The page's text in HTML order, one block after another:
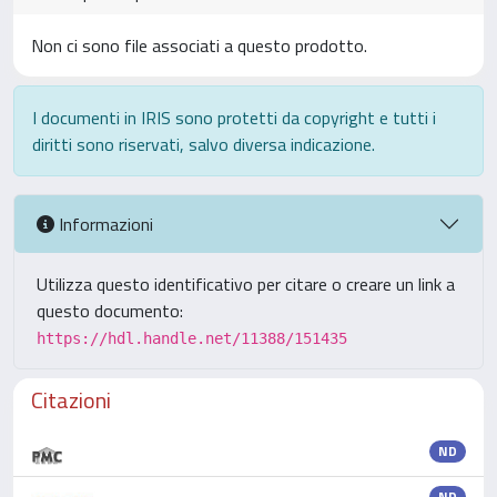
Non ci sono file associati a questo prodotto.
I documenti in IRIS sono protetti da copyright e tutti i
diritti sono riservati, salvo diversa indicazione.
Informazioni
Utilizza questo identificativo per citare o creare un link a
questo documento:
https://hdl.handle.net/11388/151435
Citazioni
ND